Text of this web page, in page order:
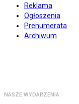
Reklama
Ogłoszenia
Prenumerata
Archiwum
NASZE WYDARZENIA